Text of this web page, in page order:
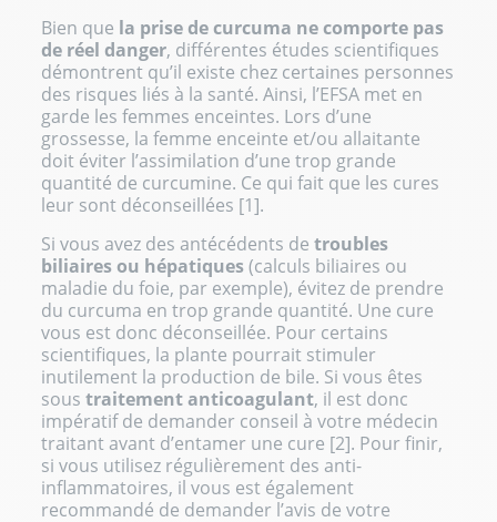
Bien que la prise de curcuma ne comporte pas
de réel danger, différentes études scientifiques
démontrent qu’il existe chez certaines personnes
des risques liés à la santé. Ainsi, l’EFSA met en
garde les femmes enceintes. Lors d’une
grossesse, la femme enceinte et/ou allaitante
doit éviter l’assimilation d’une trop grande
quantité de curcumine. Ce qui fait que les cures
leur sont déconseillées [1].
Si vous avez des antécédents detroubles
biliaires ou hépatiques(calculs biliaires ou
maladie du foie, par exemple), évitez de prendre
du curcuma en trop grande quantité. Une cure
vous est donc déconseillée. Pour certains
scientifiques, la plante pourrait stimuler
inutilement la production de bile. Si vous êtes
soustraitement anticoagulant, il est donc
impératif de demander conseil à votre médecin
traitant avant d’entamer une cure [2]. Pour finir,
si vous utilisez régulièrement des anti-
inflammatoires, il vous est également
recommandé de demander l’avis de votre